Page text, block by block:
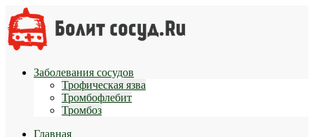
Заболевания сосудов
Трофическая язва
Тромбофлебит
Тромбоз
Главная